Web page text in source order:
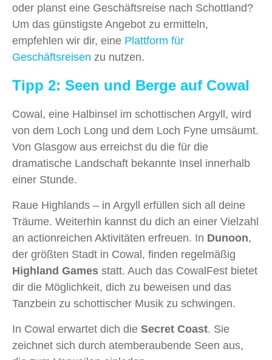
oder planst eine Geschäftsreise nach Schottland?
Um das günstigste Angebot zu ermitteln,
empfehlen wir dir, eine Plattform für
Geschäftsreisen zu nutzen.
Tipp 2: Seen und Berge auf Cowal
Cowal, eine Halbinsel im schottischen Argyll, wird
von dem Loch Long und dem Loch Fyne umsäumt.
Von Glasgow aus erreichst du die für die
dramatische Landschaft bekannte Insel innerhalb
einer Stunde.
Raue Highlands – in Argyll erfüllen sich all deine
Träume. Weiterhin kannst du dich an einer Vielzahl
an actionreichen Aktivitäten erfreuen. In Dunoon,
der größten Stadt in Cowal, finden regelmäßig
Highland Games statt. Auch das CowalFest bietet
dir die Möglichkeit, dich zu beweisen und das
Tanzbein zu schottischer Musik zu schwingen.
In Cowal erwartet dich die Secret Coast. Sie
zeichnet sich durch atemberaubende Seen aus,